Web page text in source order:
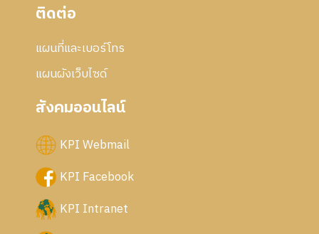
ติดต่อ
แผนที่และเบอร์โทร
แผนผังเว็บไซด์
สังคมออนไลน์
KPI Webmail
KPI Facebook
KPI Intranet